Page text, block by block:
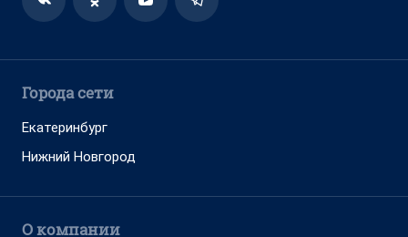
Города сети
Екатеринбург
Нижний Новгород
О компании